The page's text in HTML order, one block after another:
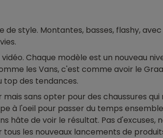
style. Montantes, basses, flashy,
Chaque modèle est un nouveau
les Vans, c'est comme avoir le
top des tendances.
sans opter pour des chaussures
à l'oeil pour passer du temps
hâte de voir le résultat. Pas
les nouveaux lancements de